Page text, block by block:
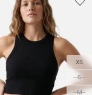
XS
S
M